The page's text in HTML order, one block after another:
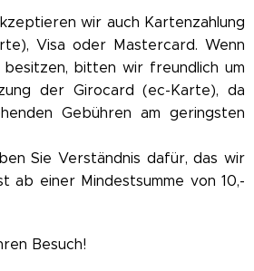
wir auch Kartenzahlung
Visa oder Mastercard. Wenn
bitten wir freundlich um
der Girocard (ec-Karte), da
Gebühren am geringsten
Verständnis dafür, das wir
ab einer Mindestsumme von 10,-
Besuch!